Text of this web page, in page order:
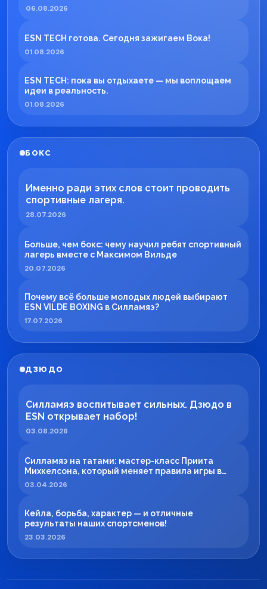
06.08.2026
ESN TECH готова. Сегодня зажигаем Вока!
01.08.2026
ESN TECH: пока вы отдыхаете — мы воплощаем
идеи в реальность.
01.08.2026
БОКС
Именно ради этих слов стоит проводить
спортивные лагеря.
28.07.2026
Больше, чем бокс: чему научил ребят спортивный
лагерь вместе с Максимом Вильде
20.07.2026
Почему всё больше молодых людей выбирают
ESN VILDE BOXING в Силламяэ?
17.07.2026
ДЗЮДО
Силламяэ воспитывает сильных. Дзюдо в
ESN открывает набор!
03.08.2026
Силламяэ на татами: мастер-класс Приита
Михкелсона, который меняет правила игры в
регионе
03.04.2026
Кейла, борьба, характер — и отличные
результаты наших спортсменов!
23.03.2026